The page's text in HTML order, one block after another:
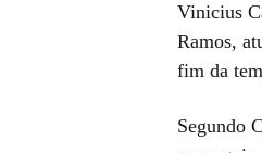
Vinicius
Ramos,
fim da
Segundo